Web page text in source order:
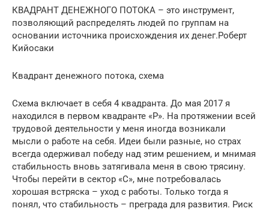
КВАДРАНТ ДЕНЕЖНОГО ПОТОКА – это инструмент,
позволяющий распределять людей по группам на
основании источника происхождения их денег.Роберт
Кийосаки
Квадрант денежного потока, схема
Схема включает в себя 4 квадранта. До мая 2017 я
находился в первом квадранте «Р». На протяжении всей
трудовой деятельности у меня иногда возникали
мысли о работе на себя. Идеи были разные, но страх
всегда одерживал победу над этим решением, и мнимая
стабильность вновь затягивала меня в свою трясину.
Чтобы перейти в сектор «С», мне потребовалась
хорошая встряска – уход с работы. Только тогда я
понял, что стабильность – преграда для развития. Риск